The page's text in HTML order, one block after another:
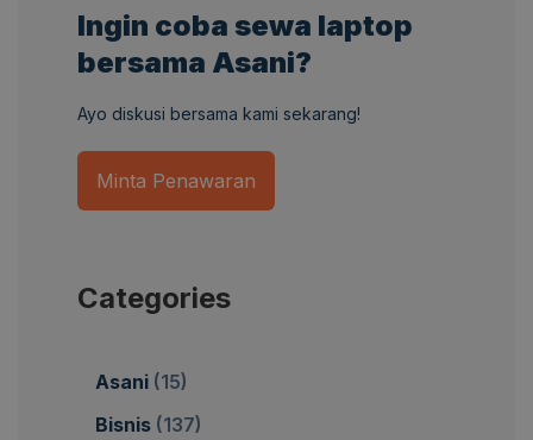
Ingin coba sewa laptop
bersama Asani?
Ayo diskusi bersama kami sekarang!
Minta Penawaran
Categories
Asani (15)
Bisnis (137)